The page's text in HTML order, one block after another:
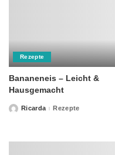
Rezepte
Bananeneis – Leicht &
Hausgemacht
PostedRicarda Rezepte